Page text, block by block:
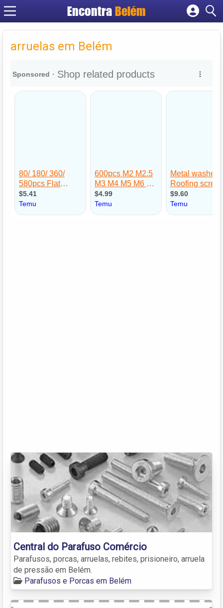
EncontraBelém
Cadastrar empresa
Criar conta
arruelas em Belém
Central do Parafuso Comércio
Parafusos, porcas, arruelas, rebites, prisioneiro, arruela
de pressão em Belém.
Parafusos e Porcas em Belém